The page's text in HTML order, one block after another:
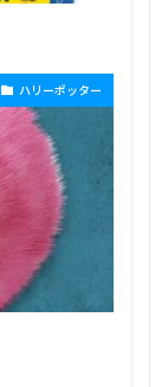
ハリーポッター